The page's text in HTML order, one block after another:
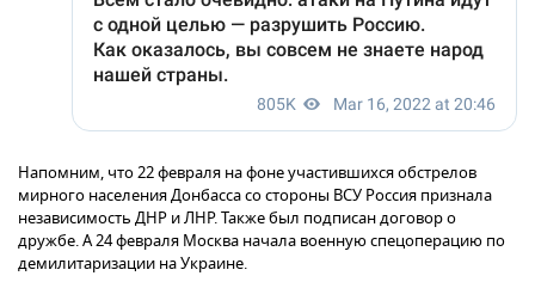
Напомним, что 22 февраля на фоне участившихся обстрелов
мирного населения Донбасса со стороны ВСУ Россия признала
независимость ДНР и ЛНР. Также был подписан договор о
дружбе. А 24 февраля Москва начала военную спецоперацию по
демилитаризации на Украине.